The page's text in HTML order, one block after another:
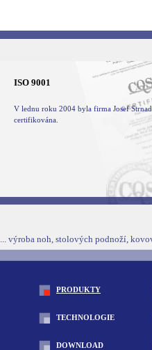
ISO 9001
V lednu roku 2004 byla firma Josef Strnad
certifikována.
... výroba noh, stolových podnoží,
PRODUKTY
TECHNOLOGIE
DOWNLOAD